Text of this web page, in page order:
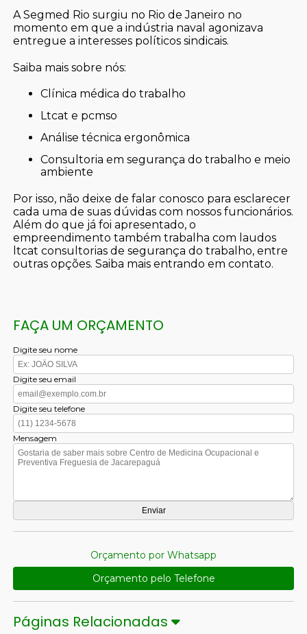
A Segmed Rio surgiu no Rio de Janeiro no
momento em que a indústria naval agonizava
entregue a interesses políticos sindicais.
Saiba mais sobre nós:
clínica médica do trabalho
ltcat e pcmso
análise técnica ergonômica
consultoria em segurança do trabalho e meio
ambiente
Por isso, não deixe de falar conosco para esclarecer
cada uma de suas dúvidas com nossos funcionários.
Além do que já foi apresentado, o
empreendimento também trabalha com laudos
ltcat consultorias de segurança do trabalho, entre
outras opções. Saiba mais entrando em contato.
FAÇA UM ORÇAMENTO
Digite seu nome
Digite seu email
Digite seu telefone
Mensagem
Orçamento por Whatsapp
Orçamento pelo Telefone
Páginas Relacionadas